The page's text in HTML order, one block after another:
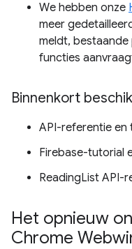
We hebben onze
meer
meldt,
functies
Binnenkort
API-referentie en
Firebase-tutorial
ReadingList API-
Het opnieuw
Chrome